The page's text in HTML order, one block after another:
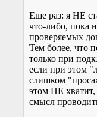
Еще раз: я НЕ
что-либо, пока
проверяемых
Тем более, что
только при
если при этом
слишком
этом НЕ
смысл